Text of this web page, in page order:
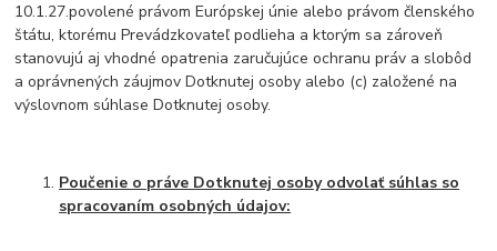
10.1.27.povolené právom Európskej únie alebo právom členského
štátu, ktorému Prevádzkovateľ podlieha a ktorým sa zároveň
stanovujú aj vhodné opatrenia zaručujúce ochranu práv a slobôd
a oprávnených záujmov Dotknutej osoby alebo (c) založené na
výslovnom súhlase Dotknutej osoby.
Poučenie o práve Dotknutej osoby odvolať súhlas so
spracovaním osobných údajov: